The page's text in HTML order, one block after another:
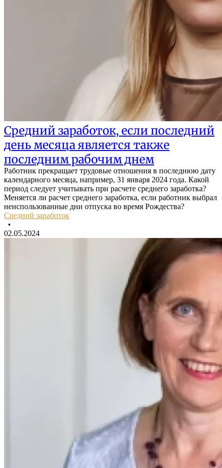
Средний заработок, если последний
день месяца является также
последним рабочим днем
Работник прекращает трудовые отношения в последнюю дату
календарного месяца, например, 31 января 2024 года. Какой
период следует учитывать при расчете среднего заработка?
Меняется ли расчет среднего заработка, если работник выбрал
неиспользованные дни отпуска во время Рождества?
Средний заработок
•
02.05.2024